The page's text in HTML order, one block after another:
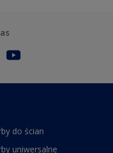
do ścian
uniwersalne